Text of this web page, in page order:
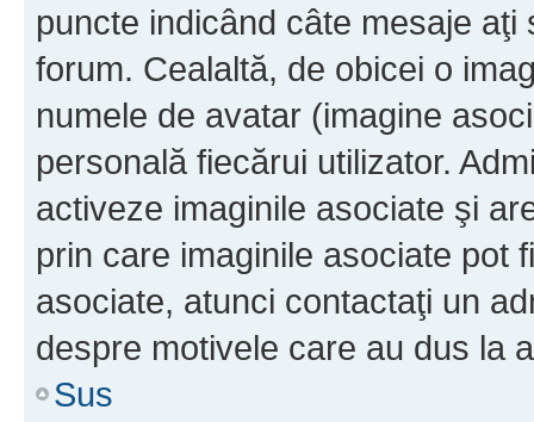
puncte indicând câte mesaje
forum. Cealaltă, de obicei o
numele de avatar (imagine
personală fiecărui utilizator.
activeze imaginile asociate şi
prin care imaginile asociate pot
asociate, atunci contactaţi un
despre motivele care au dus la
Sus